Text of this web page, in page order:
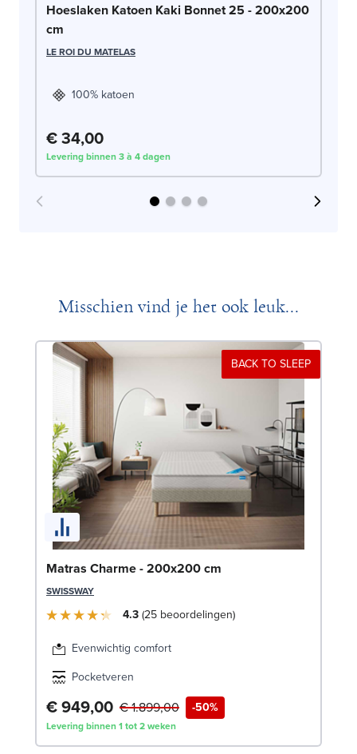
Hoeslaken Katoen Kaki Bonnet 25 - 200x200
cm
LE ROI DU MATELAS
100% katoen
€ 34,00
Levering binnen 3 à 4 dagen
Misschien vind je het ook leuk...
BACK TO SLEEP
Matras Charme - 200x200 cm
SWISSWAY
4.3 25 beoordelingen
Evenwichtig comfort
Pocketveren
€ 949,00 -50%
€ 1.899,00
Levering binnen 1 tot 2 weken